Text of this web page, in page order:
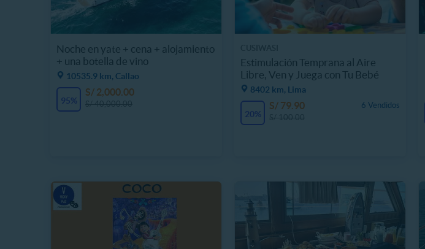
Noche en yate + cena + alojamiento
+ una botella de vino
10535.9 km, Callao
95%
S/ 2,000.00
Estimulación Temprana al Aire
Libre, Ven y Juega con Tu Bebé
8402 km, Lima
20%
6 Vendidos
S/ 79.90